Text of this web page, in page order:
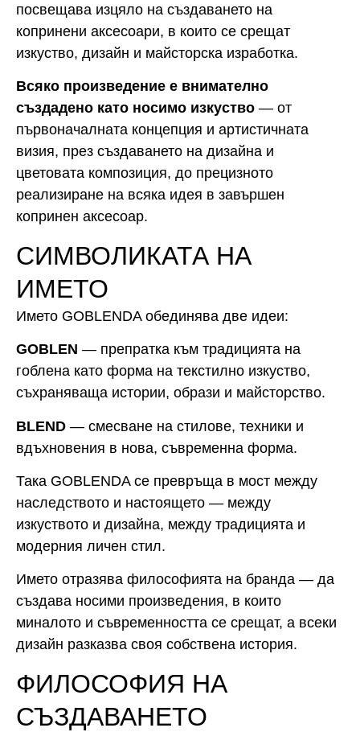
посвещава изцяло на създаването на
копринени аксесоари, в които се срещат
изкуство, дизайн и майсторска изработка.
Всяко произведение е внимателно
създадено като носимо изкуство — от
първоначалната концепция и артистичната
визия, през създаването на дизайна и
цветовата композиция, до прецизното
реализиране на всяка идея в завършен
копринен аксесоар.
СИМВОЛИКАТА НА
ИМЕТО
Името GOBLENDA обединява две идеи:
GOBLEN — препратка към традицията на
гоблена като форма на текстилно изкуство,
съхраняваща истории, образи и майсторство.
BLEND — смесване на стилове, техники и
вдъхновения в нова, съвременна форма.
Така GOBLENDA се превръща в мост между
наследството и настоящето — между
изкуството и дизайна, между традицията и
модерния личен стил.
Името отразява философията на бранда — да
създава носими произведения, в които
миналото и съвременността се срещат, а всеки
дизайн разказва своя собствена история.
ФИЛОСОФИЯ НА
СЪЗДАВАНЕТО